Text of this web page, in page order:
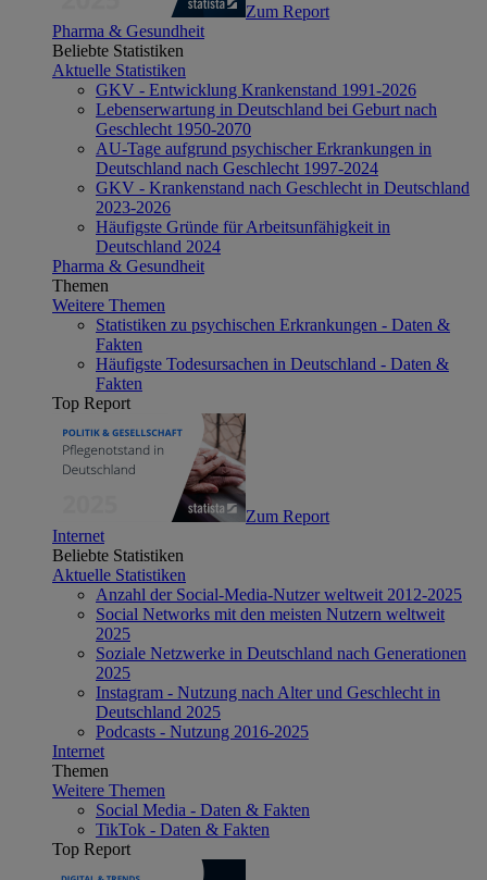
Zum Report
Pharma & Gesundheit
Beliebte Statistiken
Aktuelle Statistiken
GKV - Entwicklung Krankenstand 1991-2026
Lebenserwartung in Deutschland bei Geburt nach
Geschlecht 1950-2070
AU-Tage aufgrund psychischer Erkrankungen in
Deutschland nach Geschlecht 1997-2024
GKV - Krankenstand nach Geschlecht in Deutschland
2023-2026
Häufigste Gründe für Arbeitsunfähigkeit in
Deutschland 2024
Pharma & Gesundheit
Themen
Weitere Themen
Statistiken zu psychischen Erkrankungen - Daten &
Fakten
Häufigste Todesursachen in Deutschland - Daten &
Fakten
Top Report
Zum Report
Internet
Beliebte Statistiken
Aktuelle Statistiken
Anzahl der Social-Media-Nutzer weltweit 2012-2025
Social Networks mit den meisten Nutzern weltweit
2025
Soziale Netzwerke in Deutschland nach Generationen
2025
Instagram - Nutzung nach Alter und Geschlecht in
Deutschland 2025
Podcasts - Nutzung 2016-2025
Internet
Themen
Weitere Themen
Social Media - Daten & Fakten
TikTok - Daten & Fakten
Top Report